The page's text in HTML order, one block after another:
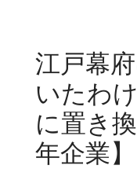
江戸幕
いたわ
に置き
年企業】